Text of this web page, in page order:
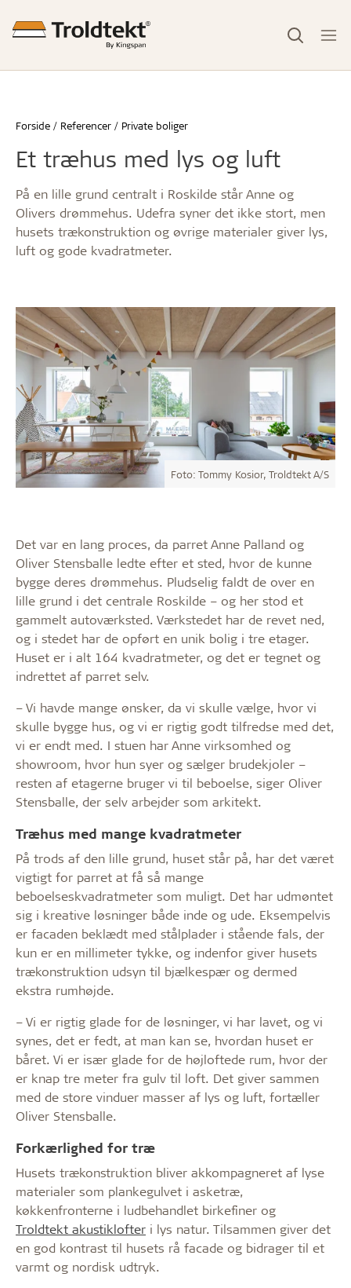
Forside Referencer Private boliger
Et træhus med lys og luft
På en lille grund centralt i Roskilde står Anne og
Olivers drømmehus. Udefra syner det ikke stort, men
husets trækonstruktion og øvrige materialer giver lys,
luft og gode kvadratmeter.
Foto: Tommy Kosior, Troldtekt A/S
Det var en lang proces, da parret Anne Palland og
Oliver Stensballe ledte efter et sted, hvor de kunne
bygge deres drømmehus. Pludselig faldt de over en
lille grund i det centrale Roskilde – og her stod et
gammelt autoværksted. Værkstedet har de revet ned,
og i stedet har de opført en unik bolig i tre etager.
Huset er i alt 164 kvadratmeter, og det er tegnet og
indrettet af parret selv.
– Vi havde mange ønsker, da vi skulle vælge, hvor vi
skulle bygge hus, og vi er rigtig godt tilfredse med det,
vi er endt med. I stuen har Anne virksomhed og
showroom, hvor hun syer og sælger brudekjoler –
resten af etagerne bruger vi til beboelse, siger Oliver
Stensballe, der selv arbejder som arkitekt.
Træhus med mange kvadratmeter
På trods af den lille grund, huset står på, har det været
vigtigt for parret at få så mange
beboelseskvadratmeter som muligt. Det har udmøntet
sig i kreative løsninger både inde og ude. Eksempelvis
er facaden beklædt med stålplader i stående fals, der
kun er en millimeter tykke, og indenfor giver husets
trækonstruktion udsyn til bjælkespær og dermed
ekstra rumhøjde.
– Vi er rigtig glade for de løsninger, vi har lavet, og vi
synes, det er fedt, at man kan se, hvordan huset er
båret. Vi er især glade for de højloftede rum, hvor der
er knap tre meter fra gulv til loft. Det giver sammen
med de store vinduer masser af lys og luft, fortæller
Oliver Stensballe.
Forkærlighed for træ
Husets trækonstruktion bliver akkompagneret af lyse
materialer som plankegulvet i asketræ,
køkkenfronterne i ludbehandlet birkefiner og
Troldtekt akustiklofter i lys natur. Tilsammen giver det
en god kontrast til husets rå facade og bidrager til et
varmt og nordisk udtryk.